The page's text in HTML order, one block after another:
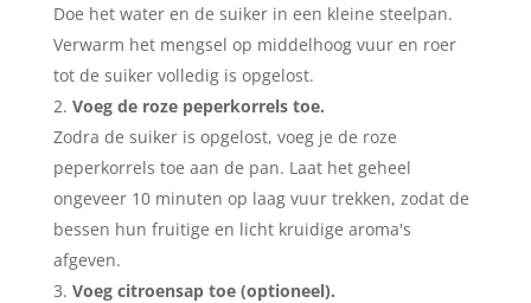
Doe het water en de suiker in een kleine steelpan.
Verwarm het mengsel op middelhoog vuur en roer
tot de suiker volledig is opgelost.
Voeg de roze peperkorrels toe.
Zodra de suiker is opgelost, voeg je de roze
peperkorrels toe aan de pan. Laat het geheel
ongeveer 10 minuten op laag vuur trekken, zodat de
bessen hun fruitige en licht kruidige aroma's
afgeven.
Voeg citroensap toe (optioneel).